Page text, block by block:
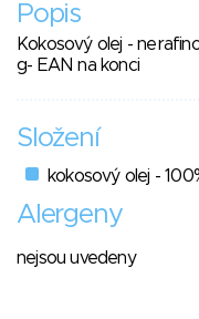
Popis
Kokosový olej -
g- EAN na konci
Složení
kokosový olej -
Alergeny
nejsou uvedeny